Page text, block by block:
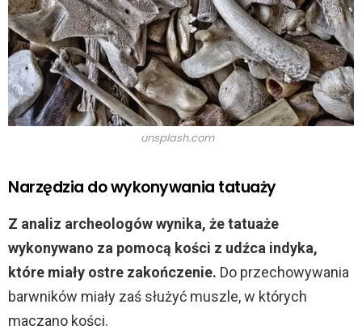
unsplash.com
Narzędzia do wykonywania tatuaży
Z analiz archeologów wynika, że tatuaże
wykonywano za pomocą kości z udźca indyka,
które miały ostre zakończenie. Do przechowywania
barwników miały zaś służyć muszle, w których
maczano kości.